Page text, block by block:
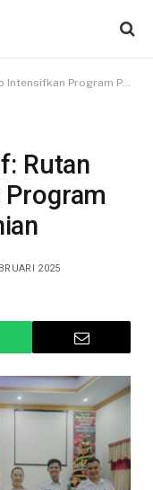
Pembinaan Kerohanian
Rutan
2025